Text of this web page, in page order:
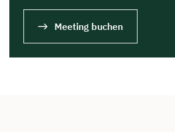
Meeting buchen